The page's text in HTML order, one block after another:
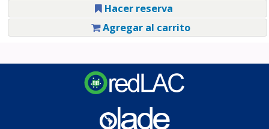
Hacer reserva
Agregar al carrito